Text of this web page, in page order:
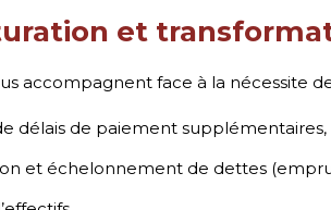
et
accompagnent face à la nécessite
délais de paiement supplémentaires,
et échelonnement de dettes